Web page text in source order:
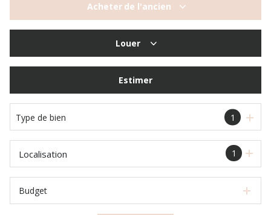
Acheter de l'ancien
Louer
Estimer
Type de bien 1
1
Localisation
Budget